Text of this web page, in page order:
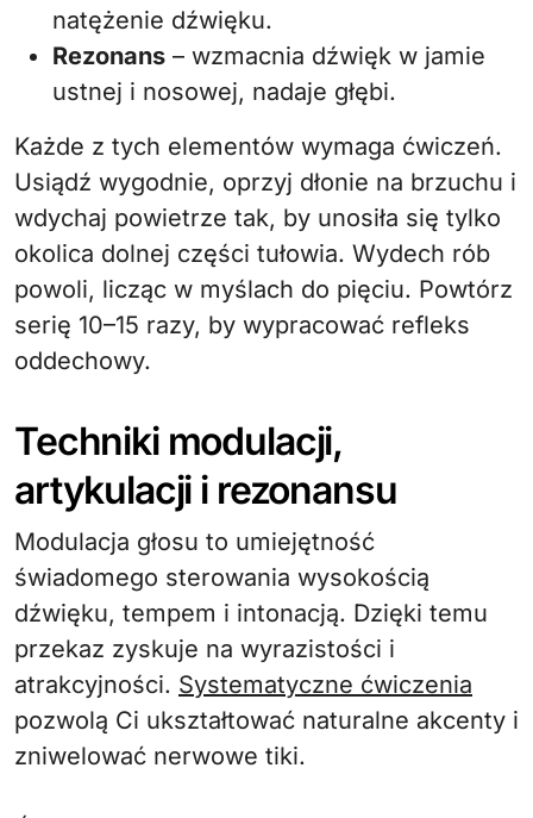
natężenie dźwięku.
Rezonans – wzmacnia dźwięk w jamie
ustnej i nosowej, nadaje głębi.
Każde z tych elementów wymaga ćwiczeń.
Usiądź wygodnie, oprzyj dłonie na brzuchu i
wdychaj powietrze tak, by unosiła się tylko
okolica dolnej części tułowia. Wydech rób
powoli, licząc w myślach do pięciu. Powtórz
serię 10–15 razy, by wypracować refleks
oddechowy.
Techniki modulacji,
artykulacji i rezonansu
Modulacja głosu to umiejętność
świadomego sterowania wysokością
dźwięku, tempem i intonacją. Dzięki temu
przekaz zyskuje na wyrazistości i
atrakcyjności. Systematyczne ćwiczenia
pozwolą Ci ukształtować naturalne akcenty i
zniwelować nerwowe tiki.